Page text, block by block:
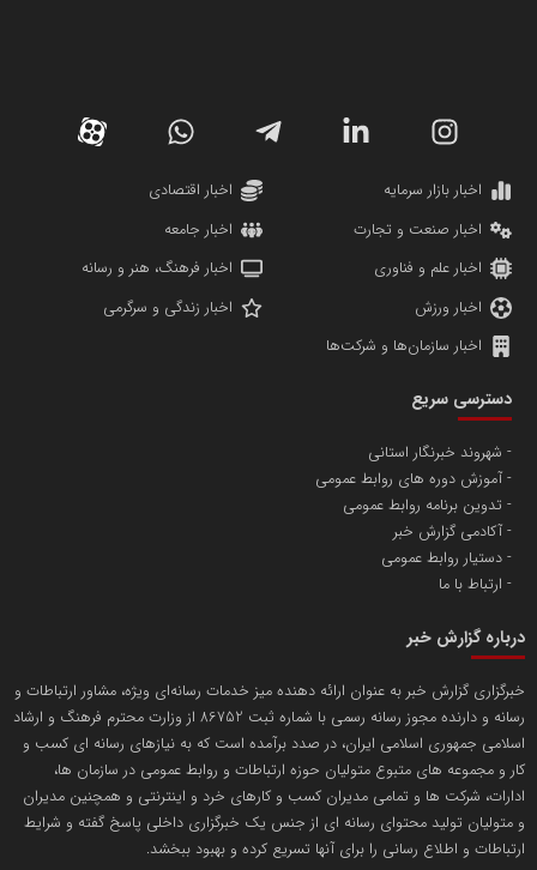
دانشگاه سئوی ایران
پایگاه اطلاع رسانی اعتلای نهادهای مردمی
پایگاه اطلاع رسانی دریا و نفت
تامین آهن اسفنجی تولیدکنندگان فولاد در کشور
تریبون
انتشار گسترده محتوا در رسانه گزارش خبر
مریم حاج نوروز نظری
مسعودصادقی
محمدعلی کرمعلی
اخبار بازار سرمایه
اخبار اقتصادی
اخبار صنعت و تجارت
اخبار جامعه
اخبار علم و فناوری
اخبار فرهنگ، هنر و رسانه
اخبار ورزش
اخبار زندگی و سرگرمی
اخبار سازمان‌ها و شرکت‌ها
دسترسی سریع
شهروند خبرنگار استانی
آموزش دوره های روابط عمومی
تدوین برنامه روابط عمومی
آکادمی گزارش خبر
دستیار روابط عمومی
ارتباط با ما
درباره گزارش خبر
خبرگزاری گزارش خبر به عنوان ارائه دهنده میز خدمات رسانه‌ای ویژه، مشاور ارتباطات و
رسانه و دارنده مجوز رسانه رسمی با شماره ثبت 86752 از وزارت محترم فرهنگ و ارشاد
اسلامی جمهوری اسلامی ایران، در صدد برآمده است که به نیازهای رسانه ای کسب و
کار و مجموعه های متبوع متولیان حوزه ارتباطات و روابط عمومی در سازمان ها،
ادارات، شرکت ها و تمامی مدیران کسب و کارهای خرد و اینترنتی و همچنین مدیران
و متولیان تولید محتوای رسانه ای از جنس یک خبرگزاری داخلی پاسخ گفته و شرایط
ارتباطات و اطلاع رسانی را برای آنها تسریع کرده و بهبود ببخشد.